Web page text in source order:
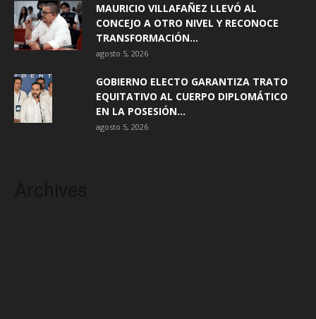
MAURICIO VILLAFAÑEZ LLEVÓ AL
CONCEJO A OTRO NIVEL Y RECONOCE
TRANSFORMACIÓN...
agosto 5, 2026
GOBIERNO ELECTO GARANTIZA TRATO
EQUITATIVO AL CUERPO DIPLOMÁTICO
EN LA POSESIÓN...
agosto 5, 2026